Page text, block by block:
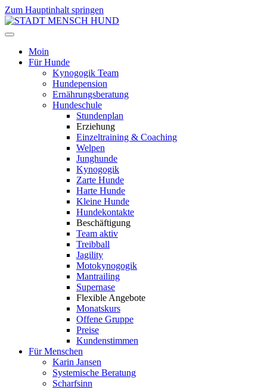
Zum Hauptinhalt springen
Moin
Für Hunde
Kynogogik Team
Hundepension
Ernährungsberatung
Hundeschule
Stundenplan
Erziehung
Einzeltraining & Coaching
Welpen
Junghunde
Kynogogik
Zarte Hunde
Harte Hunde
Kleine Hunde
Hundekontakte
Beschäftigung
Team aktiv
Treibball
Jagility
Motokynogogik
Mantrailing
Supernase
Flexible Angebote
Monatskurs
Offene Gruppe
Preise
Kundenstimmen
Für Menschen
Karin Jansen
Systemische Beratung
Scharfsinn